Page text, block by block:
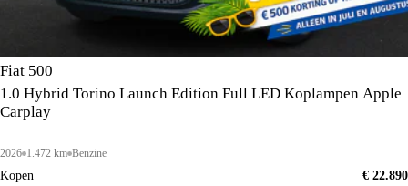
Fiat 500
1.0 Hybrid Torino Launch Edition Full LED Koplampen Apple
Carplay
2026 1.472 km Benzine
Kopen
€ 22.890